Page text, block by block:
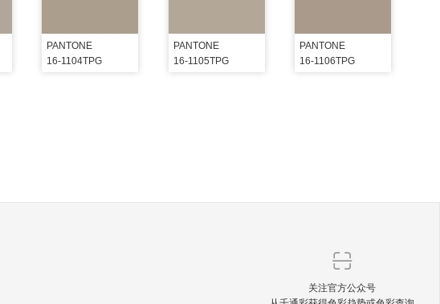
PANTONE
16-1104TPG
PANTONE
16-1105TPG
PANTONE
16-1106TPG
关注官方公众号